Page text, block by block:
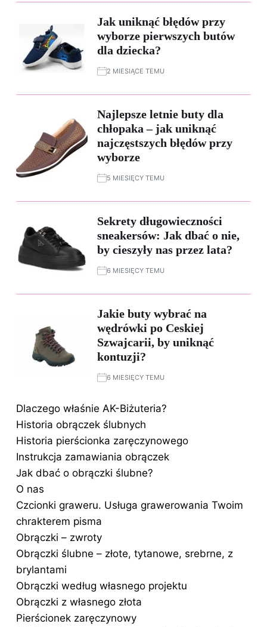
Jak uniknąć błędów przy
wyborze pierwszych butów
dla dziecka?
2 MIESIĄCE TEMU
Najlepsze letnie buty dla
chłopaka – jak uniknąć
najczęstszych błędów przy
wyborze
5 MIESIĘCY TEMU
Sekrety długowieczności
sneakersów: Jak dbać o nie,
by cieszyły nas przez lata?
6 MIESIĘCY TEMU
Jakie buty wybrać na
wędrówki po Ceskiej
Szwajcarii, by uniknąć
kontuzji?
6 MIESIĘCY TEMU
Dlaczego właśnie AK-Biżuteria?
Historia obrączek ślubnych
Historia pierścionka zaręczynowego
Instrukcja zamawiania obrączek
Jak dbać o obrączki ślubne?
O nas
Czcionki graweru. Usługa grawerowania Twoim
chrakterem pisma
Obrączki – zwroty
Obrączki ślubne – złote, tytanowe, srebrne, z
brylantami
Obrączki według własnego projektu
Obrączki z własnego złota
Pierścionek zaręczynowy